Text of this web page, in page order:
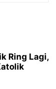
Ring Lagi,